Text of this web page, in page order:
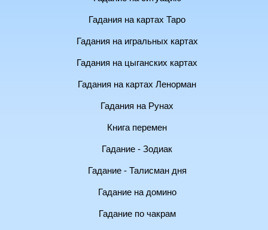
Гадания на картах Таро
Гадания на игральных картах
Гадания на цыганских картах
Гадания на картах Ленорман
Гадания на Рунах
Книга перемен
Гадание - Зодиак
Гадание - Талисман дня
Гадание на домино
Гадание по чакрам